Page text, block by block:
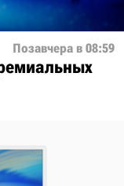
Позавчера в 08:59